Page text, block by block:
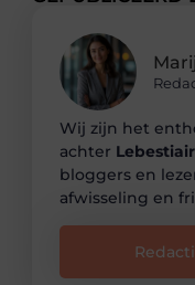
Wij zijn het
achter
bloggers en
afwisseling en